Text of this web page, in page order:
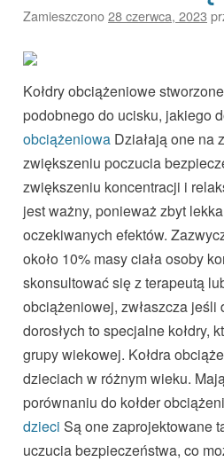
Zamieszczono28 czerwca, 2023
Kołdry obciążeniowe
podobnego do ucisku, jakiego
obciążeniowa Działają one na
zwiększeniu poczucia
zwiększeniu koncentracji i
jest ważny, ponieważ zbyt
oczekiwanych efektów.
około 10% masy ciała osoby
skonsultować się z terapeutą
obciążeniowej, zwłaszcza jeśli
dorosłych to specjalne kołdry,
grupy wiekowej. Kołdra
dzieciach w różnym wieku.
porównaniu do kołder
dzieci Są one zaprojektowane
uczucia bezpieczeństwa, co